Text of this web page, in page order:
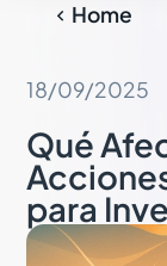
 Home
18/09/2025
Qué
para